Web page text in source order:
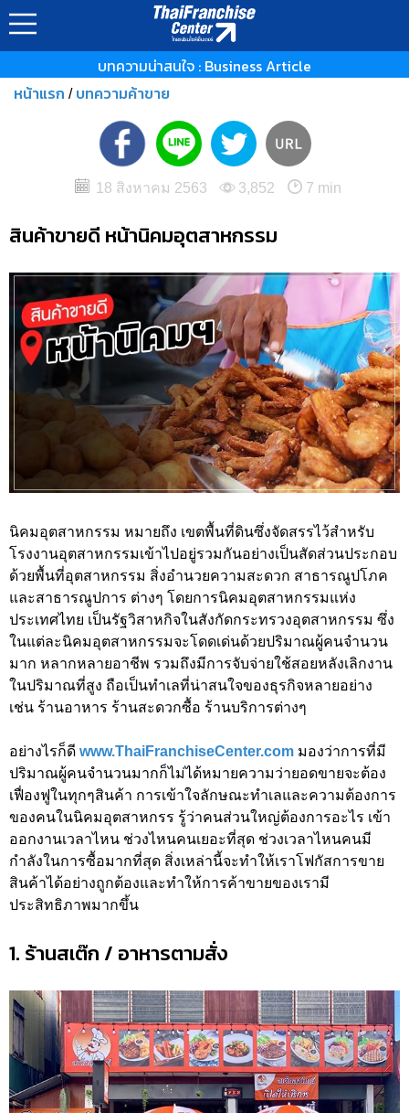
บทความน่าสนใจ : Business Article
หน้าแรก / บทความค้าขาย
18 สิงหาคม 2563 3,852 7 min
สินค้าขายดี หน้านิคมอุตสาหกรรม
นิคมอุตสาหกรรม หมายถึง เขตพื้นที่ดินซึ่งจัดสรรไว้สำหรับ
โรงงานอุตสาหกรรมเข้าไปอยู่รวมกันอย่างเป็นสัดส่วนประกอบ
ด้วยพื้นที่อุตสาหกรรม สิ่งอำนวยความสะดวก สาธารณูปโภค
และสาธารณูปการ ต่างๆ โดยการนิคมอุตสาหกรรมแห่ง
ประเทศไทย เป็นรัฐวิสาหกิจในสังกัดกระทรวงอุตสาหกรรม ซึ่ง
ในแต่ละนิคมอุตสาหกรรมจะโดดเด่นด้วยปริมาณผู้คนจำนวน
มาก หลากหลายอาชีพ รวมถึงมีการจับจ่ายใช้สอยหลังเลิกงาน
ในปริมาณที่สูง ถือเป็นทำเลที่น่าสนใจของธุรกิจหลายอย่าง
เช่น ร้านอาหาร ร้านสะดวกซื้อ ร้านบริการต่างๆ
อย่างไรก็ดี www.ThaiFranchiseCenter.com มองว่าการที่มี
ปริมาณผู้คนจำนวนมากก็ไม่ได้หมายความว่ายอดขายจะต้อง
เฟื่องฟูในทุกๆสินค้า การเข้าใจลักษณะทำเลและความต้องการ
ของคนในนิคมอุตสาหกรร รู้ว่าคนส่วนใหญ่ต้องการอะไร เข้า
ออกงานเวลาไหน ช่วงไหนคนเยอะที่สุด ช่วงเวลาไหนคนมี
กำลังในการซื้อมากที่สุด สิ่งเหล่านี้จะทำให้เราโฟกัสการขาย
สินค้าได้อย่างถูกต้องและทำให้การค้าขายของเรามี
ประสิทธิภาพมากขึ้น
1. ร้านสเต๊ก / อาหารตามสั่ง